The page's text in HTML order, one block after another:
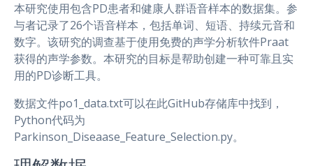
本研究使用包含PD患者和健康人群语音样本的数据集。参
与者记录了26个语音样本，包括单词、短语、持续元音和
数字。该研究的调查基于使用免费的声学分析软件Praat
获得的声学参数。本研究的目标是帮助创建一种可靠且实
用的PD诊断工具。
数据文件po1_data.txt可以在此GitHub存储库中找到，
Python代码为
Parkinson_Diseaase_Feature_Selection.py。